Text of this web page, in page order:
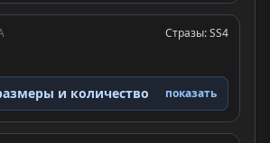
Стразы: SS4
и количество показать